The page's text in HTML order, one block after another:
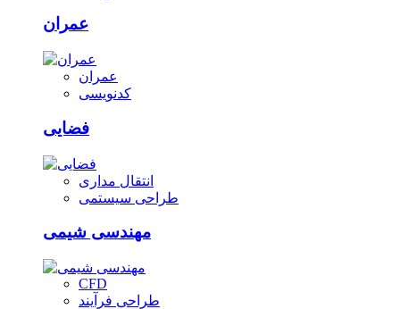
عمران
عمران
کدنویسی
فضایی
انتقال مداری
طراحی سیستمی
مهندسی شیمی
CFD
طراحی فرآیند